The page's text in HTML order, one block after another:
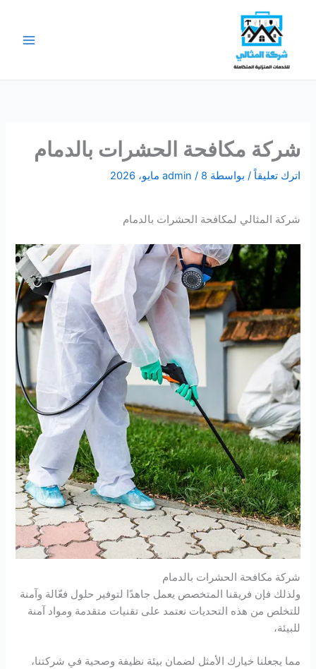
المحتوى
شركة مكافحة الحشرات بالدمام
اترك تعليقاً / بواسطة admin / 8 مايو، 2026
شركة المثالي لمكافحة الحشرات بالدمام
شركة مكافحة الحشرات بالدمام
ولذلك فإن فريقنا المتخصص يعمل جاهدًا لتوفير حلول فعّالة وآمنة
للتخلص من هذه التحديات نعتمد على تقنيات متقدمة ومواد آمنة
للبيئة،
مما يجعلنا خيارك الأمثل لضمان بيئة نظيفة وصحية في شركتنا،